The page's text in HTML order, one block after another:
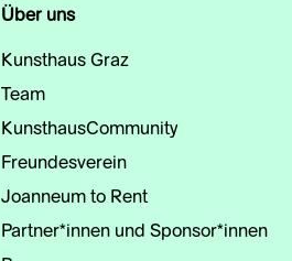
Über uns
Kunsthaus Graz
Team
KunsthausCommunity
Freundesverein
Joanneum to Rent
Partner*innen und Sponsor*innen